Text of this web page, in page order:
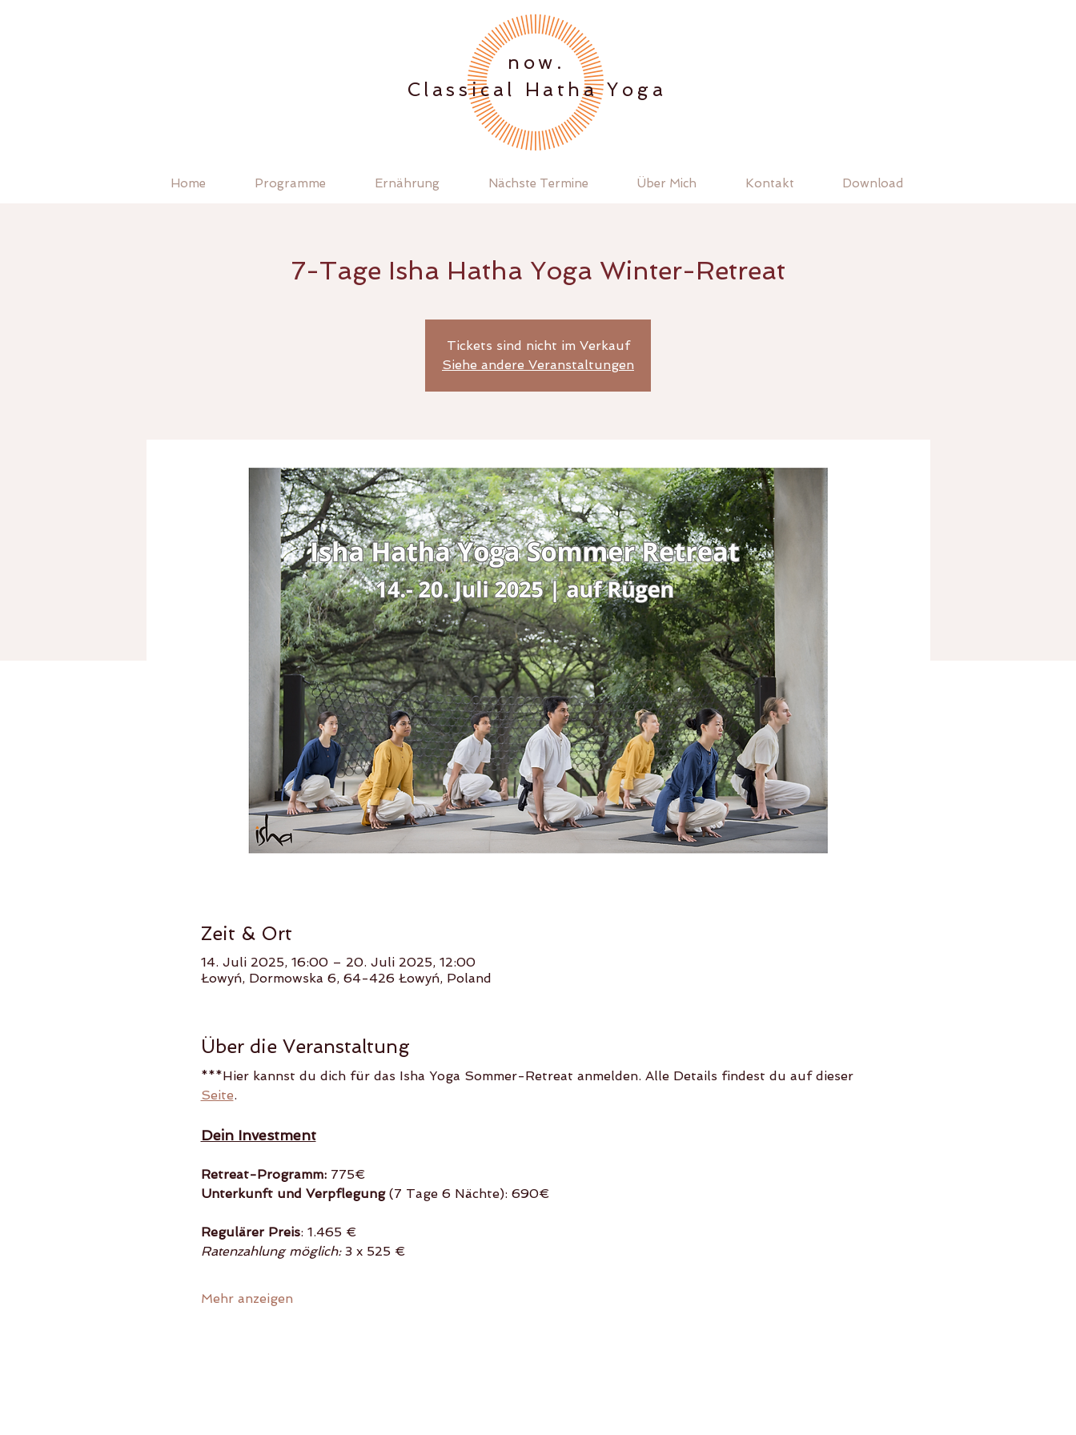
.now
Classical Hatha Yoga
Home Programme Ernährung Nächste Termine Über Mich Kontakt Download
7-Tage Isha Hatha Yoga Winter-Retreat
Tickets sind nicht im Verkauf
Siehe andere Veranstaltungen
Zeit & Ort
14. Juli 2025, 16:00 – 20. Juli 2025, 12:00
Łowyń, Dormowska 6, 64-426 Łowyń, Poland
Über die Veranstaltung
***Hier kannst du dich für das Isha Yoga Sommer-Retreat anmelden. Alle Details findest du auf dieser
Seite.
Dein Investment
Retreat-Programm: 775€
Unterkunft und Verpflegung (7 Tage 6 Nächte): 690€
Regulärer Preis: 1.465 €
Ratenzahlung möglich: 3 x 525 €
Mehr anzeigen